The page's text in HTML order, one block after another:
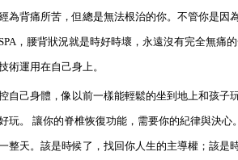
為背痛所苦，但總是無法根治的你。不管你是因
，腰背狀況就是時好時壞，永遠沒有完全無痛
術運用在自己身上。
自己身體，像以前一樣能輕鬆的坐到地上和孩
玩。 讓你的脊椎恢復功能，需要你的紀律與決
整天。該是時候了，找回你人生的主導權；該是